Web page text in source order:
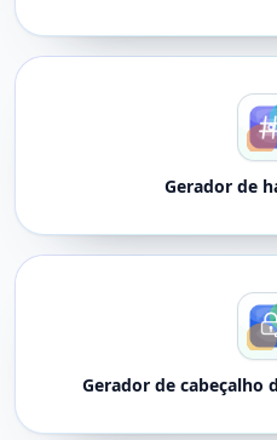
Gerador de
Gerador de cabeçalho